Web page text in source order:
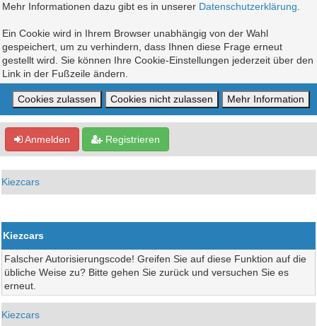
Mehr Informationen dazu gibt es in unserer Datenschutzerklärung
Ein Cookie wird in Ihrem Browser unabhängig von der Wahl
gespeichert, um zu verhindern, dass Ihnen diese Frage erneut
gestellt wird. Sie können Ihre Cookie-Einstellungen jederzeit über den
Link in der Fußzeile ändern.
Anmelden Registrieren
Kiezcars
Kiezcars
Falscher Autorisierungscode! Greifen Sie auf diese Funktion auf die
übliche Weise zu? Bitte gehen Sie zurück und versuchen Sie es
erneut.
Kiezcars